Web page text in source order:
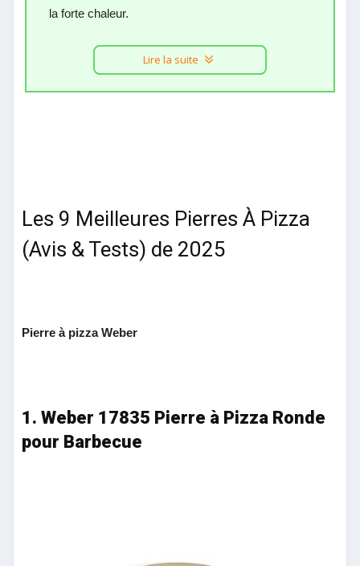
la forte chaleur.
Lire la suite
Les 9 Meilleures Pierres À Pizza
(Avis & Tests) de 2025
Pierre à pizza Weber
1. Weber 17835 Pierre à Pizza Ronde
pour Barbecue